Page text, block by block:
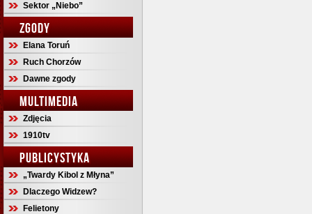
Sektor „Niebo”
ZGODY
Elana Toruń
Ruch Chorzów
Dawne zgody
MULTIMEDIA
Zdjęcia
1910tv
PUBLICYSTYKA
„Twardy Kibol z Młyna”
Dlaczego Widzew?
Felietony